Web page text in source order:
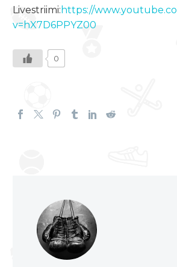
Livestriimi: https://
v=hX7D6PPYZ00
0